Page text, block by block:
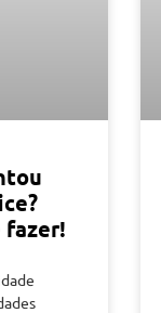
fazer!